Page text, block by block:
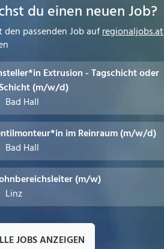
du einen neuen Job?
den passenden Job aufregionaljobs.at
Extrusion - Tagschicht oder
(m/w/d)
Bad Hall
im Reinraum (m/w/d)
Bad Hall
(m/w)
Linz
JOBS ANZEIGEN